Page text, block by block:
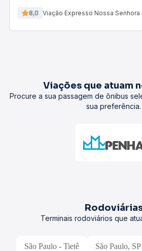
8,0 Viação Expresso Nossa Senhora
Viações que atuam
Procure a sua passagem de ônibus
sua preferência.
Terminais rodoviários que
São Paulo - Tietê São Paulo,